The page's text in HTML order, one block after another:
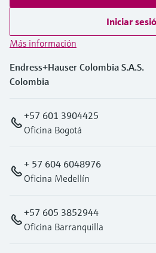
Iniciar
Más información
Endress+Hauser Colombia S.A.S.
Colombia
+57 601 3904425
Oficina Bogotá
+ 57 604 6048976
Oficina Medellín
+57 605 3852944
Oficina Barranquilla